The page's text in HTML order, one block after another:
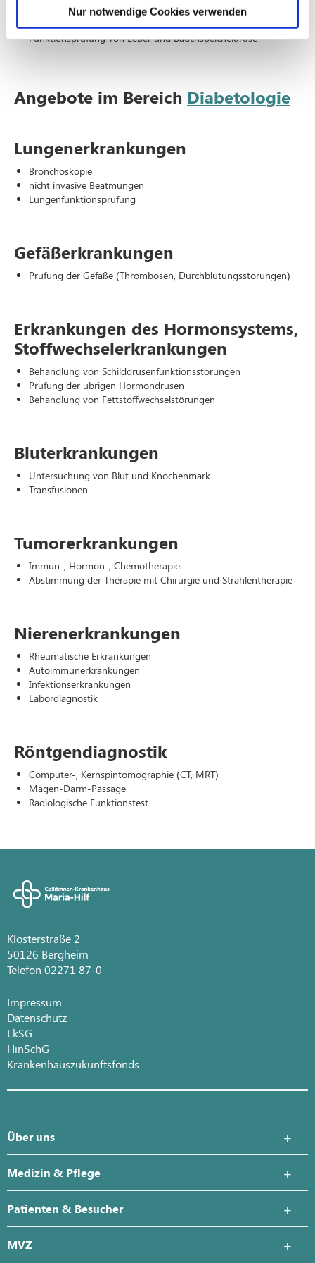
Nur notwendige Cookies verwenden
Entfernung von Gallensteinen
Drainage der Gallenwege
Funktionsprüfung von Leber und Bauchspeicheldrüse
Angebote im Bereich Diabetologie
Lungenerkrankungen
Bronchoskopie
nicht invasive Beatmungen
Lungenfunktionsprüfung
Gefäßerkrankungen
Prüfung der Gefäße (Thrombosen, Durchblutungsstörungen)
Erkrankungen des Hormonsystems,
Stoffwechselerkrankungen
Behandlung von Schilddrüsenfunktionsstörungen
Prüfung der übrigen Hormondrüsen
Behandlung von Fettstoffwechselstörungen
Bluterkrankungen
Untersuchung von Blut und Knochenmark
Transfusionen
Tumorerkrankungen
Immun-, Hormon-, Chemotherapie
Abstimmung der Therapie mit Chirurgie und Strahlentherapie
Nierenerkrankungen
Rheumatische Erkrankungen
Autoimmunerkrankungen
Infektionserkrankungen
Labordiagnostik
Röntgendiagnostik
Computer-, Kernspintomographie (CT, MRT)
Magen-Darm-Passage
Radiologische Funktionstest
Klosterstraße 2
50126 Bergheim
Telefon 02271 87-0
Impressum
Datenschutz
LkSG
HinSchG
Krankenhauszukunftsfonds
Über uns
Krankenhausleitung
Leitbild
Geschichte
Qualitätsmanagement
Medizin & Pflege
Anästhesie und Intensivmedizin
Chirurgie
Patienten & Besucher
Zentrales Patientenmanagement
MVZ